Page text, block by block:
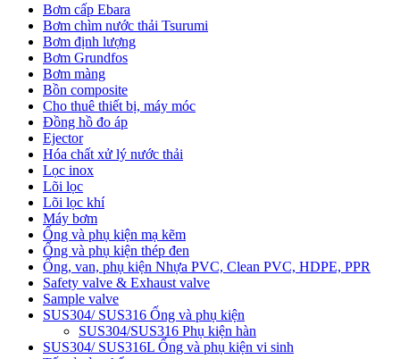
Bơm cấp Ebara
Bơm chìm nước thải Tsurumi
Bơm định lượng
Bơm Grundfos
Bơm màng
Bồn composite
Cho thuê thiết bị, máy móc
Đồng hồ đo áp
Ejector
Hóa chất xử lý nước thải
Lọc inox
Lõi lọc
Lõi lọc khí
Máy bơm
Ống và phụ kiện mạ kẽm
Ống và phụ kiện thép đen
Ống, van, phụ kiện Nhựa PVC, Clean PVC, HDPE, PPR
Safety valve & Exhaust valve
Sample valve
SUS304/ SUS316 Ống và phụ kiện
SUS304/SUS316 Phụ kiện hàn
SUS304/ SUS316L Ống và phụ kiện vi sinh